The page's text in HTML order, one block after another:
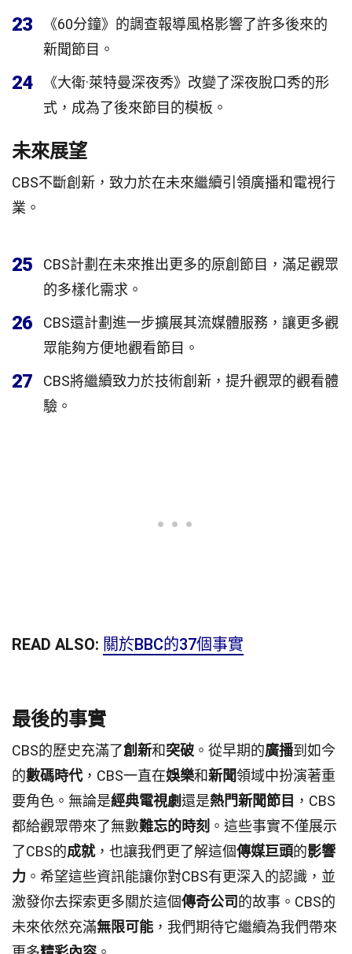
23
《60分鐘》的調查報導風格影響了許多後來的
新聞節目。
24
《大衛·萊特曼深夜秀》改變了深夜脫口秀的形
式，成為了後來節目的模板。
未來展望
CBS不斷創新，致力於在未來繼續引領廣播和電視行
業。
25
CBS計劃在未來推出更多的原創節目，滿足觀眾
的多樣化需求。
26
CBS還計劃進一步擴展其流媒體服務，讓更多觀
眾能夠方便地觀看節目。
27
CBS將繼續致力於技術創新，提升觀眾的觀看體
驗。
READ ALSO: 關於BBC的37個事實
最後的事實
CBS的歷史充滿了創新和突破 。從早期的廣播到如今
的數碼時代，CBS一直在娛樂和新聞領域中扮演著重
要角色。無論是經典電視劇還是熱門新聞節目 ，CBS
都給觀眾帶來了無數難忘的時刻 。這些事實不僅展示
了CBS的成就，也讓我們更了解這個傳媒巨頭的影響
力 。希望這些資訊能讓你對CBS有更深入的認識，並
激發你去探索更多關於這個傳奇公司的故事。CBS的
未來依然充滿無限可能，我們期待它繼續為我們帶來